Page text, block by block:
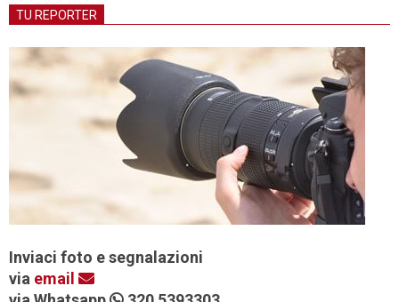
TU REPORTER
Inviaci foto e segnalazioni
via email